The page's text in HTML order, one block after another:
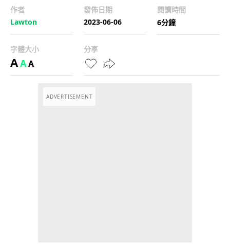
作者
Lawton
發佈日期
2023-06-06
閱讀時間
6分鐘
字體大小
AAA
分享
ADVERTISEMENT